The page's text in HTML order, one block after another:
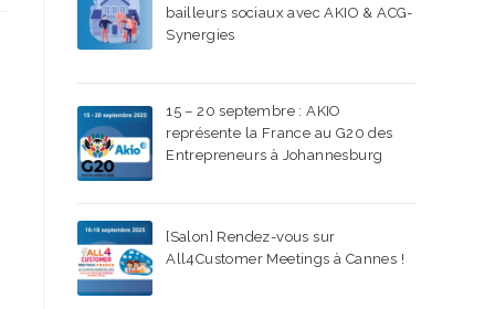
bailleurs sociaux avec AKIO & ACG-
Synergies
15 – 20 septembre : AKIO
représente la France au G20 des
Entrepreneurs à Johannesburg
[Salon] Rendez-vous sur
All4Customer Meetings à Cannes !